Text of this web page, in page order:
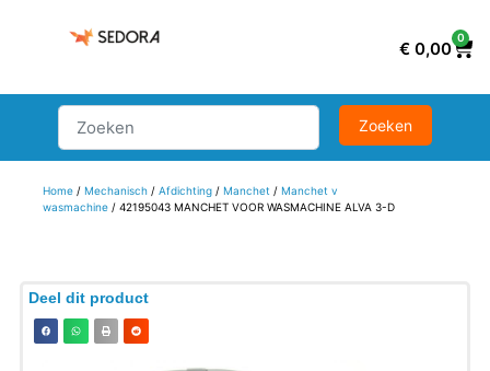
€ 0,00
0
Home/ Mechanisch/ Afdichting/ Manchet / Manchet v
wasmachine/ 42195043 MANCHET VOOR WASMACHINE ALVA 3-D
Deel dit product